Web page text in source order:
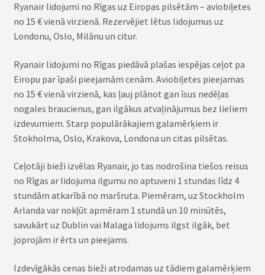
Ryanair lidojumi no Rīgas uz Eiropas pilsētām – aviobiļetes
no 15 € vienā virzienā. Rezervējiet lētus lidojumus uz
Londonu, Oslo, Milānu un citur.
Ryanair lidojumi no Rīgas piedāvā plašas iespējas ceļot pa
Eiropu par īpaši pieejamām cenām. Aviobiļetes pieejamas
no 15 € vienā virzienā, kas ļauj plānot gan īsus nedēļas
nogales braucienus, gan ilgākus atvaļinājumus bez lieliem
izdevumiem. Starp populārākajiem galamērķiem ir
Stokholma, Oslo, Krakova, Londona un citas pilsētas.
Ceļotāji bieži izvēlas Ryanair, jo tas nodrošina tiešos reisus
no Rīgas ar lidojuma ilgumu no aptuveni 1 stundas līdz 4
stundām atkarībā no maršruta. Piemēram, uz Stockholm
Arlanda var nokļūt apmēram 1 stundā un 10 minūtēs,
savukārt uz Dublin vai Malaga lidojums ilgst ilgāk, bet
joprojām ir ērts un pieejams.
Izdevīgākās cenas bieži atrodamas uz tādiem galamērķiem